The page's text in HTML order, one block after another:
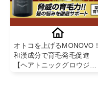
オトコを上げるMONOVO！
和漢成分で育毛発毛促進
【ヘアトニックグロウジェ